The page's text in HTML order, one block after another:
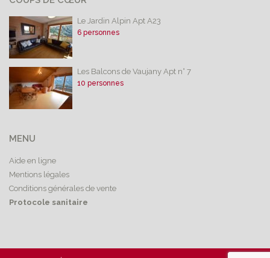
Le Jardin Alpin Apt A23
6 personnes
Les Balcons de Vaujany Apt n° 7
10 personnes
MENU
Aide en ligne
Mentions légales
Conditions générales de vente
Protocole sanitaire